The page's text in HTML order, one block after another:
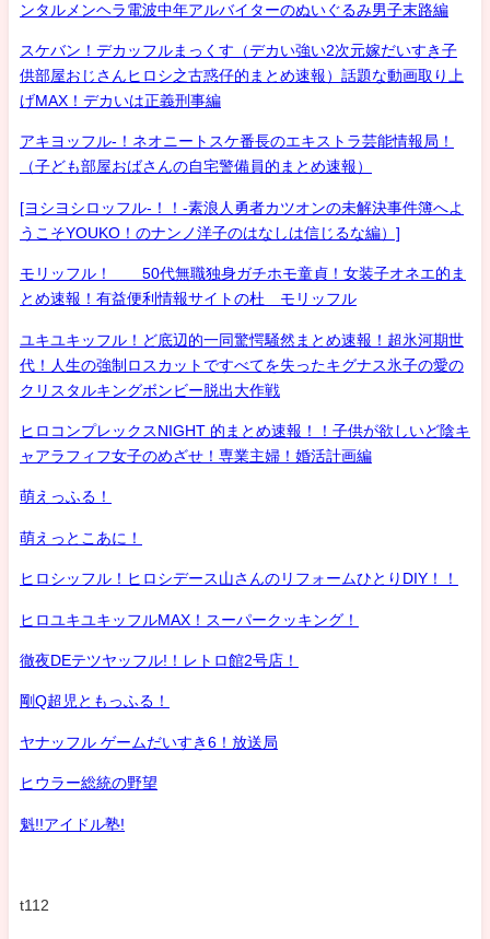
ンタルメンヘラ電波中年アルバイターのぬいぐるみ男子末路編
スケバン！デカッフルまっくす（デカい強い2次元嫁だいすき子
供部屋おじさんヒロシ之古惑仔的まとめ速報）話題な動画取り上
げMAX！デカいは正義刑事編
アキヨッフル-！ネオニートスケ番長のエキストラ芸能情報局！
（子ども部屋おばさんの自宅警備員的まとめ速報）
[ヨシヨシロッフル-！！-素浪人勇者カツオンの未解決事件簿へよ
うこそYOUKO！のナンノ洋子のはなしは信じるな編）]
モリッフル！ 50代無職独身ガチホモ童貞！女装子オネエ的ま
とめ速報！有益便利情報サイトの杜 モリッフル
ユキユキッフル！ど底辺的一同驚愕騒然まとめ速報！超氷河期世
代！人生の強制ロスカットですべてを失ったキグナス氷子の愛の
クリスタルキングボンビー脱出大作戦
ヒロコンプレックスNIGHT 的まとめ速報！！子供が欲しいど陰キ
ャアラフィフ女子のめざせ！専業主婦！婚活計画編
萌えっふる！
萌えっとこあに！
ヒロシッフル！ヒロシデース山さんのリフォームひとりDIY！！
ヒロユキユキッフルMAX！スーパークッキング！
徹夜DEテツヤッフル!！レトロ館2号店！
剛Q超児ともっふる！
ヤナッフル ゲームだいすき6！放送局
ヒウラー総統の野望
魁!!アイドル塾!
t112